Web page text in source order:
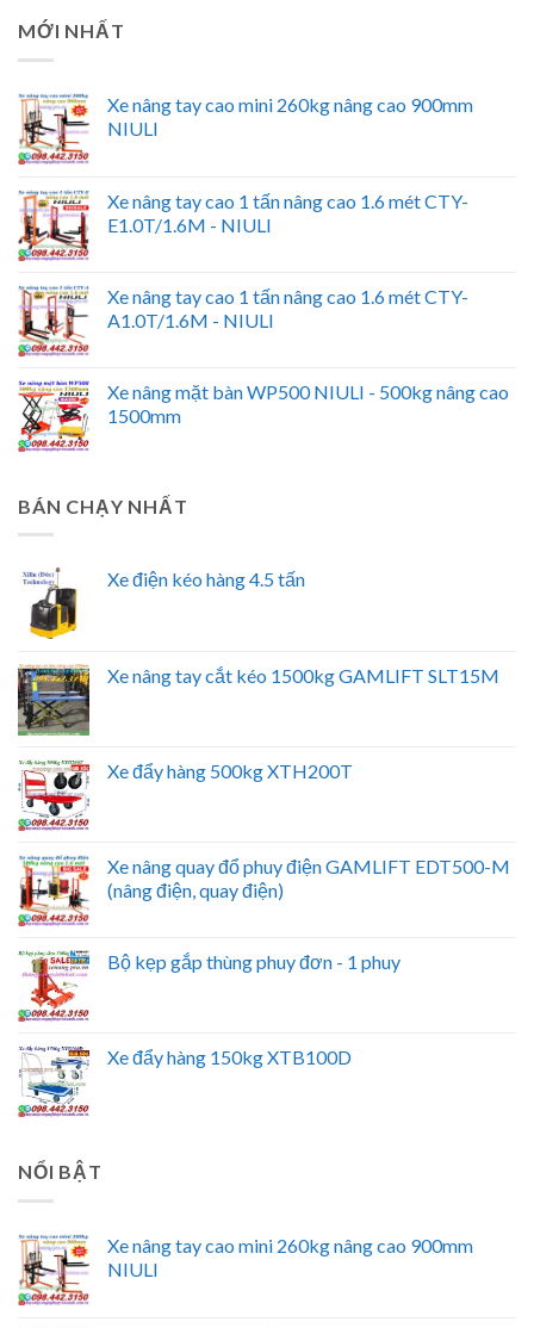
MỚI NHẤT
Xe nâng tay cao mini 260kg nâng cao 900mm
NIULI
Xe nâng tay cao 1 tấn nâng cao 1.6 mét CTY-
E1.0T/1.6M - NIULI
Xe nâng tay cao 1 tấn nâng cao 1.6 mét CTY-
A1.0T/1.6M - NIULI
Xe nâng mặt bàn WP500 NIULI - 500kg nâng cao
1500mm
BÁN CHẠY NHẤT
Xe điện kéo hàng 4.5 tấn
Xe nâng tay cắt kéo 1500kg GAMLIFT SLT15M
Xe đẩy hàng 500kg XTH200T
Xe nâng quay đổ phuy điện GAMLIFT EDT500-M
(nâng điện, quay điện)
Bộ kẹp gắp thùng phuy đơn - 1 phuy
Xe đẩy hàng 150kg XTB100D
NỔI BẬT
Xe nâng tay cao mini 260kg nâng cao 900mm
NIULI